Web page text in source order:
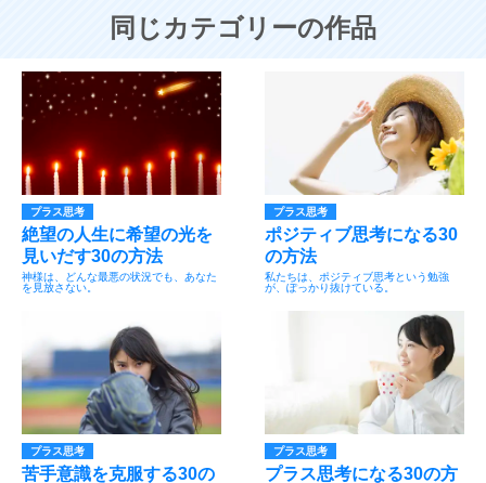
同じカテゴリーの作品
プラス思考
絶望の人生に希望の光を
見いだす30の方法
神様は、どんな最悪の状況でも、あなた
を見放さない。
プラス思考
ポジティブ思考になる30
の方法
私たちは、ポジティブ思考という勉強
が、ぽっかり抜けている。
プラス思考
苦手意識を克服する30の
プラス思考
プラス思考になる30の方